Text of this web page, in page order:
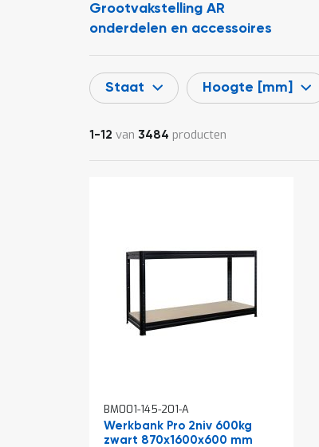
Grootvakstelling AR
onderdelen en accessoires
Staat Hoogte [mm]
1 -12 van 3484 producten
BM001-145-201-A
Werkbank Pro 2niv 600kg
zwart 870x1600x600 mm